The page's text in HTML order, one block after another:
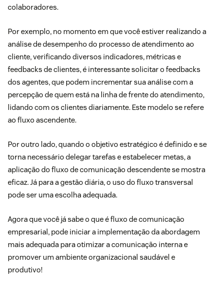
colaboradores.
Por exemplo, no momento em que você estiver realizando a
análise de desempenho do processo de atendimento ao
cliente, verificando diversos indicadores, métricas e
feedbacks de clientes, é interessante solicitar o feedbacks
dos agentes, que podem incrementar sua análise com a
percepção de quem está na linha de frente do atendimento,
lidando com os clientes diariamente. Este modelo se refere
ao fluxo ascendente.
Por outro lado, quando o objetivo estratégico é definido e se
torna necessário delegar tarefas e estabelecer metas, a
aplicação do fluxo de comunicação descendente se mostra
eficaz. Já para a gestão diária, o uso do fluxo transversal
pode ser uma escolha adequada.
Agora que você já sabe o que é fluxo de comunicação
empresarial, pode iniciar a implementação da abordagem
mais adequada para otimizar a comunicação interna e
promover um ambiente organizacional saudável e
produtivo!